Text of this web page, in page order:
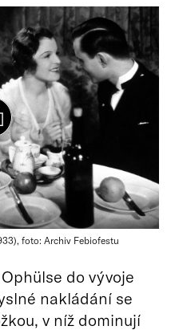
foto: Archiv Febiofestu
do vývoje
nakládání se
v níž dominují